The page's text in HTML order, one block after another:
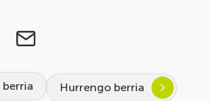
berria Hurrengo berria